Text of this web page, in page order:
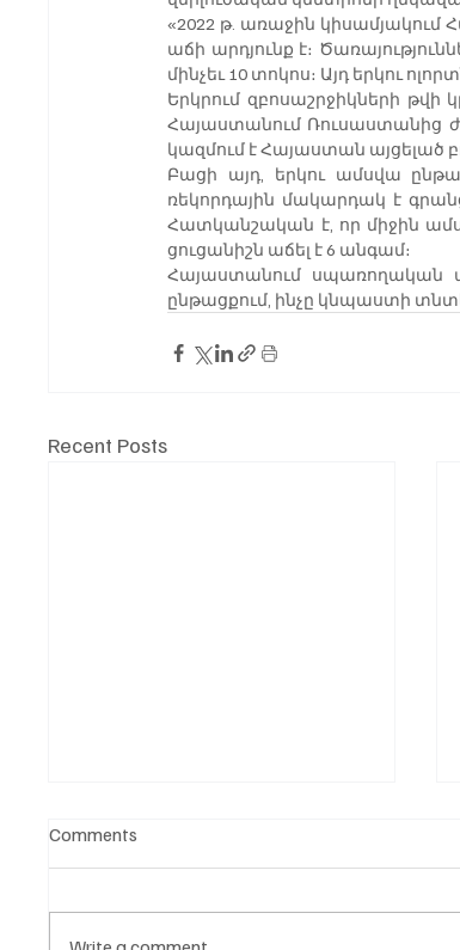
«2022 թ. առաջին կիսամյակում
աճի արդյունք է։
մինչեւ 10 տոկոս։ Այդ երկու
Երկրում զբոսաշրջիկների թվի
Հայաստանում Ռուսաստանից
կազմում է Հայաստան այցելած
Բացի այդ, երկու ամսվա
ռեկորդային մակարդակ է
Հատկանշական է, որ միջին
ցուցանիշն աճել է 6 անգամ։
Հայաստանում սպառողական
ընթացքում, ինչը կնպաստի
Recent Posts
Comments